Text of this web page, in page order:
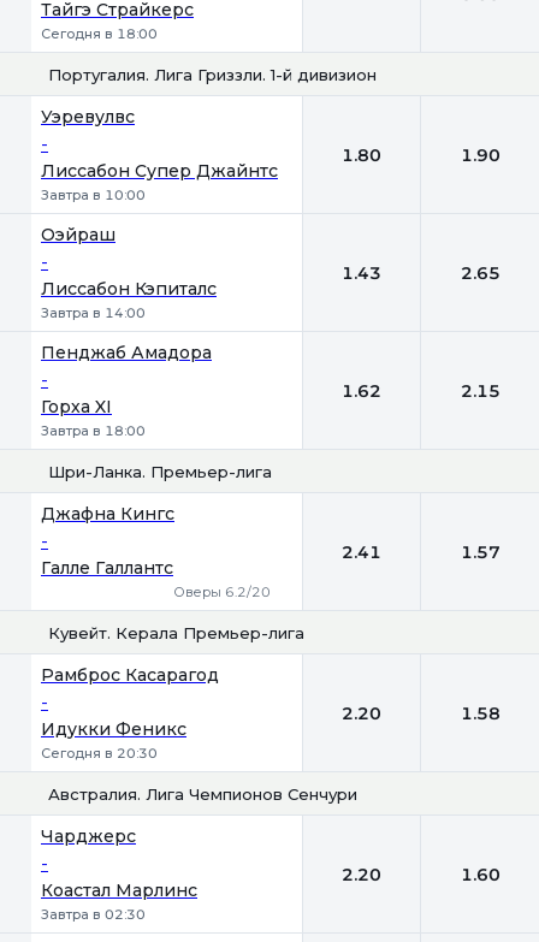
Тайгэ Страйкерс
Сегодня в 18:00
Португалия. Лига Гриззли. 1-й дивизион
Уэревулвс
-
Лиссабон Супер Джайнтс
Завтра в 10:00
1.80 1.90
Оэйраш
-
Лиссабон Кэпиталс
Завтра в 14:00
1.43 2.65
Пенджаб Амадора
-
Горха XI
Завтра в 18:00
1.62 2.15
Шри-Ланка. Премьер-лига
Джафна Кингс
-
Галле Галлантс
Оверы 6.2/20
2.41 1.57
Кувейт. Керала Премьер-лига
Рамброс Касарагод
-
Идукки Феникс
Сегодня в 20:30
2.20 1.58
Австралия. Лига Чемпионов Сенчури
Чарджерс
-
Коастал Марлинс
Завтра в 02:30
2.20 1.60